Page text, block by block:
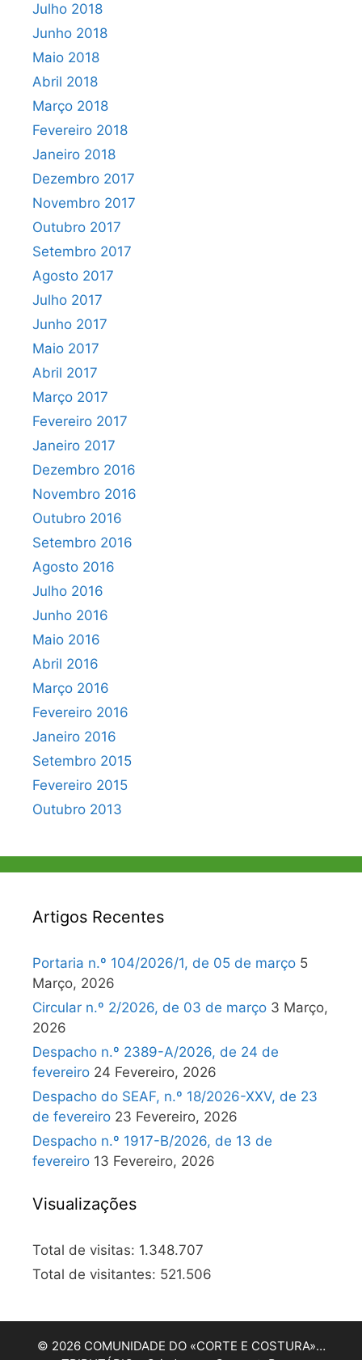
Julho 2018
Junho 2018
Maio 2018
Abril 2018
Março 2018
Fevereiro 2018
Janeiro 2018
Dezembro 2017
Novembro 2017
Outubro 2017
Setembro 2017
Agosto 2017
Julho 2017
Junho 2017
Maio 2017
Abril 2017
Março 2017
Fevereiro 2017
Janeiro 2017
Dezembro 2016
Novembro 2016
Outubro 2016
Setembro 2016
Agosto 2016
Julho 2016
Junho 2016
Maio 2016
Abril 2016
Março 2016
Fevereiro 2016
Janeiro 2016
Setembro 2015
Fevereiro 2015
Outubro 2013
Artigos Recentes
Portaria n.º 104/2026/1, de 05 de março 5
Março, 2026
Circular n.º 2/2026, de 03 de março 3 Março,
2026
Despacho n.º 2389-A/2026, de 24 de
fevereiro 24 Fevereiro, 2026
Despacho do SEAF, n.º 18/2026-XXV, de 23
de fevereiro 23 Fevereiro, 2026
Despacho n.º 1917-B/2026, de 13 de
fevereiro 13 Fevereiro, 2026
Visualizações
Total de visitas: 1.348.707
Total de visitantes: 521.506
© 2026 COMUNIDADE DO «CORTE E COSTURA»…